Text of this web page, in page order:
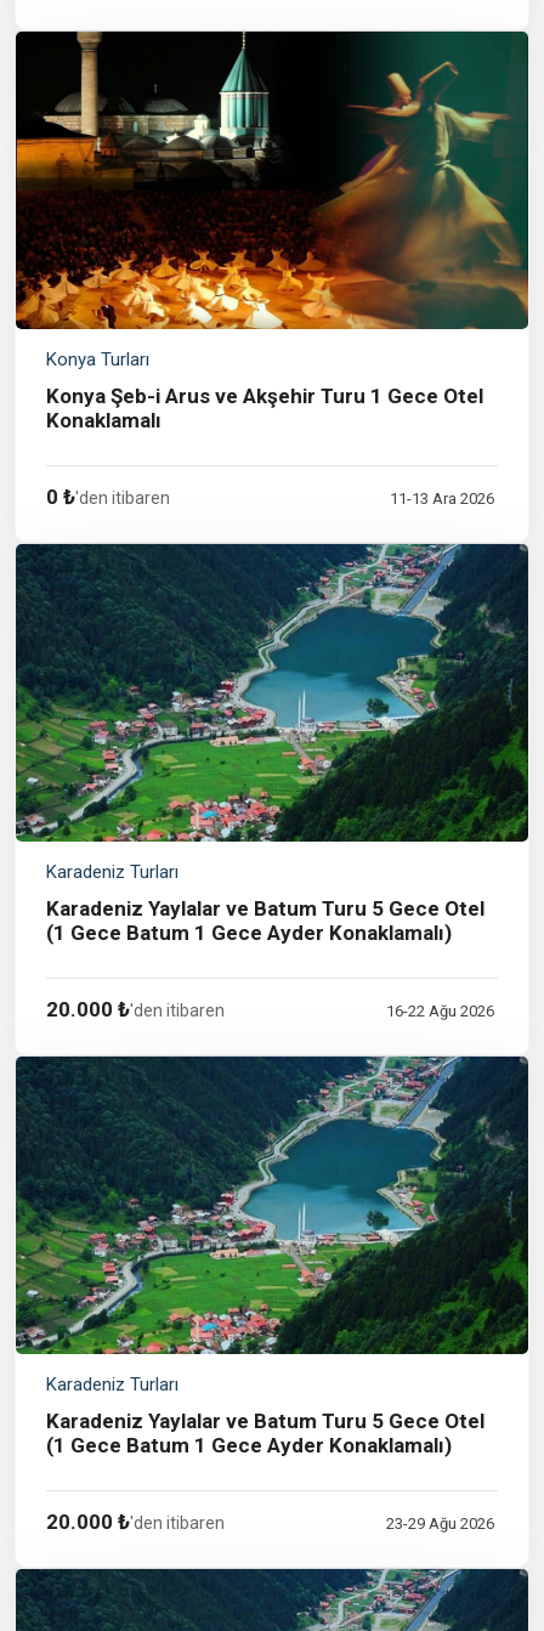
Konya Turları
Konya Şeb-i Arus ve Akşehir Turu 1 Gece Otel
Konaklamalı
0 ₺'den itibaren 11-13 Ara 2026
Karadeniz Turları
Karadeniz Yaylalar ve Batum Turu 5 Gece Otel
(1 Gece Batum 1 Gece Ayder Konaklamalı)
20.000 ₺'den itibaren 16-22 Ağu 2026
Karadeniz Turları
Karadeniz Yaylalar ve Batum Turu 5 Gece Otel
(1 Gece Batum 1 Gece Ayder Konaklamalı)
20.000 ₺'den itibaren 23-29 Ağu 2026